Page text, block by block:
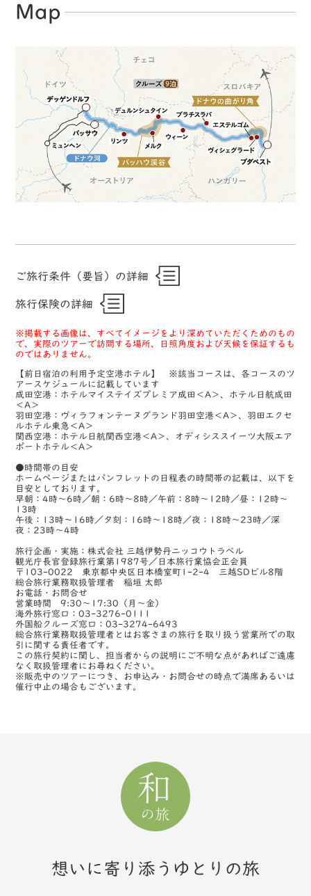
Map
ご旅行条件（要旨）の詳細
旅行保険の詳細
※掲載する画像は、すべてイメージをより深めていただくためのもの
で、実際のツアーで訪問する場所、日照角度および天候を保証するも
のではありません。
【前日宿泊の利用予定空港ホテル】 ※該当コースは、各コースのツ
アースケジュールに記載しています
成田空港：ホテルマイステイズプレミア成田＜A＞、ホテル日航成田
＜A＞
羽田空港：ヴィラフォンテーヌグランド羽田空港＜A＞、羽田エクセ
ルホテル東急＜A＞
関西空港：ホテル日航関西空港＜A＞、オディシススイーツ大阪エア
ポートホテル＜A＞
●時間帯の目安
ホームページまたはパンフレットの日程表の時間帯の記載は、以下を
目安としております。
早朝：4時～6時／朝：6時～8時／午前：8時～12時／昼：12時～
13時
午後：13時～16時／夕刻：16時～18時／夜：18時～23時／深
夜：23時～4時
旅行企画・実施：株式会社 三越伊勢丹ニッコウトラベル
観光庁長官登録旅行業第1987号／日本旅行業協会正会員
〒103-0022 東京都中央区日本橋室町1-2-4 三越SDビル8階
総合旅行業務取扱管理者 稲垣 太郎
お電話・お問合せ
営業時間 9:30～17:30（月～金）
海外旅行窓口：03-3276-0111
外国船クルーズ窓口：03-3274-6493
総合旅行業務取扱管理者とはお客さまの旅行を取り扱う営業所での取
引に関する責任者です。
この旅行契約に関し、担当者からの説明にご不明な点があればご遠慮
なく取扱管理者にお尋ねください。
※販売中のツアーにつき、お申込み・お問合せの時点で満席あるいは
催行中止の場合もございます。
想いに寄り添うゆとりの旅